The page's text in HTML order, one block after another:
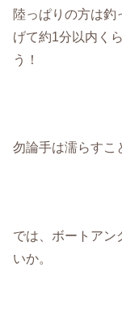
陸っぱりの方は釣
げて約1分以内く
う！
勿論手は濡らすこ
では、ボートアン
いか。